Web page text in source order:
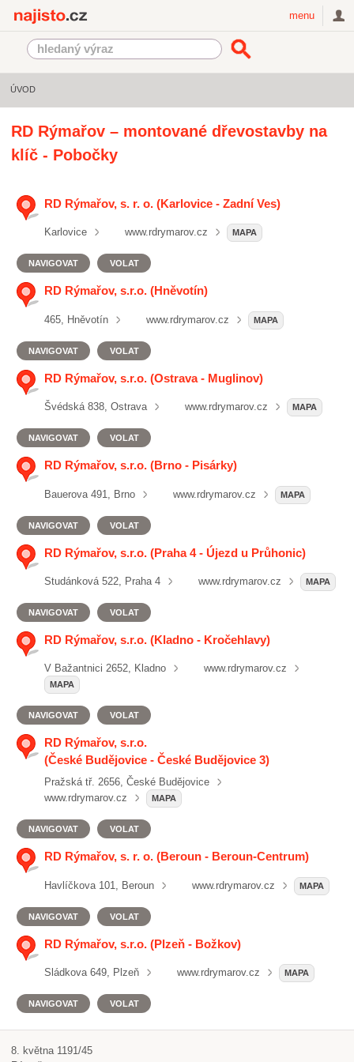
menu
ÚVOD
RD Rýmařov – montované dřevostavby na
klíč - Pobočky
RD Rýmařov, s. r. o. (Karlovice - Zadní Ves)
Karlovice www.rdrymarov.cz MAPA
NAVIGOVAT VOLAT
RD Rýmařov, s.r.o. (Hněvotín)
465, Hněvotín www.rdrymarov.cz MAPA
NAVIGOVAT VOLAT
RD Rýmařov, s.r.o. (Ostrava - Muglinov)
Švédská 838, Ostrava www.rdrymarov.cz MAPA
NAVIGOVAT VOLAT
RD Rýmařov, s.r.o. (Brno - Pisárky)
Bauerova 491, Brno www.rdrymarov.cz MAPA
NAVIGOVAT VOLAT
RD Rýmařov, s.r.o. (Praha 4 - Újezd u Průhonic)
Studánková 522, Praha 4 www.rdrymarov.cz MAPA
NAVIGOVAT VOLAT
RD Rýmařov, s.r.o. (Kladno - Kročehlavy)
V Bažantnici 2652, Kladno www.rdrymarov.cz
MAPA
NAVIGOVAT VOLAT
RD Rýmařov, s.r.o.
(České Budějovice - České Budějovice 3)
Pražská tř. 2656, České Budějovice
www.rdrymarov.cz
MAPA
NAVIGOVAT VOLAT
RD Rýmařov, s. r. o. (Beroun - Beroun-Centrum)
Havlíčkova 101, Beroun www.rdrymarov.cz MAPA
NAVIGOVAT VOLAT
RD Rýmařov, s.r.o. (Plzeň - Božkov)
Sládkova 649, Plzeň www.rdrymarov.cz MAPA
NAVIGOVAT VOLAT
8. května 1191/45